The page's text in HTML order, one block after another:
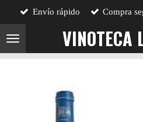
al
contenido
principal
VINOTECA
Envío rápido Compra